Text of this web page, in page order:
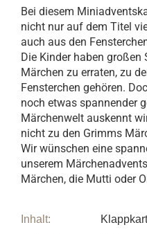
Bei diesem
nicht nur auf dem Titel
auch aus den
Die Kinder haben
Märchen zu erraten, zu
Fensterchen gehören.
noch etwas spannender
Märchenwelt auskennt
nicht zu den Grimms
Wir wünschen eine
unserem
Märchen, die Mutti oder
Inhalt: